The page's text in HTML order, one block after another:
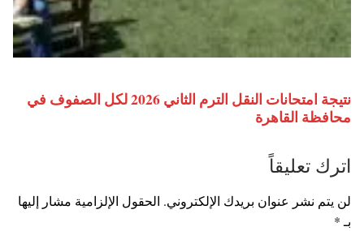
نتيجة امتحانات النقل الترم الثاني 2026 لكل الصفوف في
محافظة القاهرة
اترك تعليقاً
لن يتم نشر عنوان بريدك الإلكتروني. الحقول الإلزامية مشار إليها
بـ *